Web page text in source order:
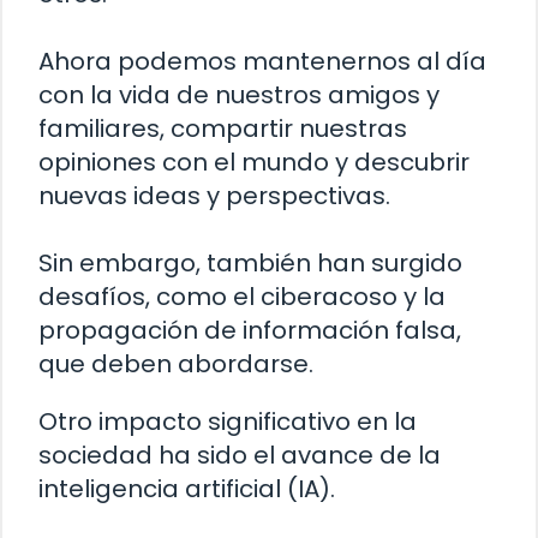
Ahora podemos mantenernos al día
con la vida de nuestros amigos y
familiares, compartir nuestras
opiniones con el mundo y descubrir
nuevas ideas y perspectivas.
Sin embargo, también han surgido
desafíos, como el ciberacoso y la
propagación de información falsa,
que deben abordarse.
Otro impacto significativo en la
sociedad ha sido el avance de la
inteligencia artificial (IA).